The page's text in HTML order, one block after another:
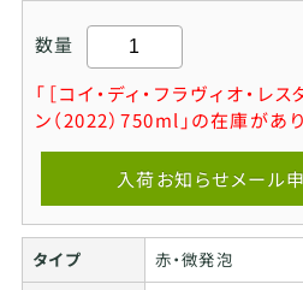
数量
「［コイ・ディ・フラヴィオ・レ
ン（2022）750ml」の在庫があ
入荷お知らせメール
タイプ
赤・微発泡